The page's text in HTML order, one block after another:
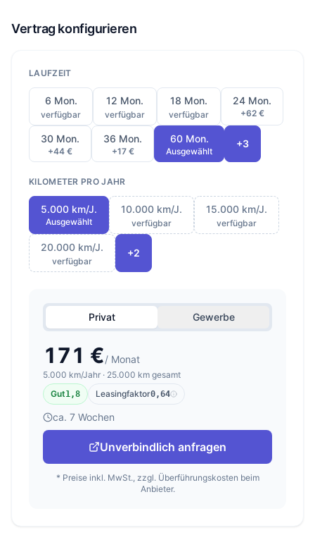
Vertrag konfigurieren
LAUFZEIT
6 Mon.
verfügbar
12 Mon.
verfügbar
18 Mon.
verfügbar
24 Mon.
+62 €
30 Mon.
+44 €
36 Mon.
+17 €
60 Mon.
Ausgewählt
+3
KILOMETER PRO JAHR
5.000 km/J.
Ausgewählt
10.000 km/J.
verfügbar
15.000 km/J.
verfügbar
20.000 km/J.
verfügbar
+2
Privat Gewerbe
171 €/ Monat
5.000 km/Jahr · 25.000 km gesamt
Gut1,8 Leasingfaktor0,64
ca. 7 Wochen
Unverbindlich anfragen
* Preise inkl. MwSt., zzgl. Überführungskosten beim
Anbieter.